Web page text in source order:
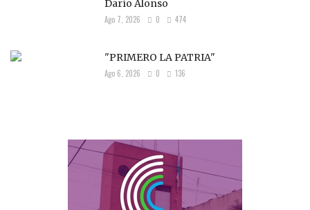
Darío Alonso
Ago 7, 2026 0 474
"PRIMERO LA PATRIA"
Ago 6, 2026 0 136